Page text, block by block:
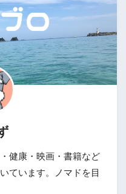
健康・映画・書籍など
ています。ノマドを目